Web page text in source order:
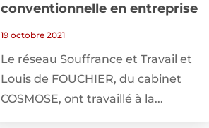
conventionnelle en entreprise
19 octobre 2021
Le réseau Souffrance et Travail et
Louis de FOUCHIER, du cabinet
COSMOSE, ont travaillé à la...